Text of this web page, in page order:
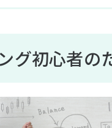
グ初心者の